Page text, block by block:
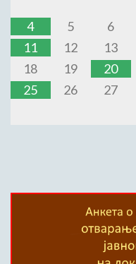
4
5 6
11
12 13
18
19 20
25
26 27